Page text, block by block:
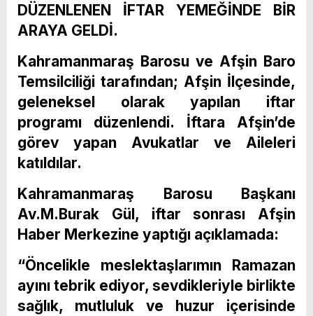
DÜZENLENEN İFTAR YEMEĞİNDE BİR
ARAYA GELDİ.
Kahramanmaraş Barosu ve Afşin Baro
Temsilciliği tarafından; Afşin İlçesinde,
geleneksel olarak yapılan iftar
programı düzenlendi. İftara Afşin’de
görev yapan Avukatlar ve Aileleri
katıldılar.
Kahramanmaraş Barosu Başkanı
Av.M.Burak Gül, iftar sonrası Afşin
Haber Merkezine yaptığı açıklamada:
“Öncelikle meslektaşlarımın Ramazan
ayını tebrik ediyor, sevdikleriyle birlikte
sağlık, mutluluk ve huzur içerisinde